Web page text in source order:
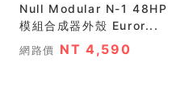
Null Modular N-1 48HP
模組合成器外殼 Euror...
網路價 NT 4,590